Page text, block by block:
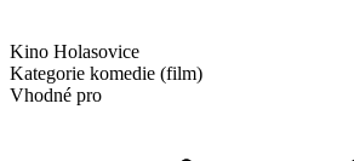
Kino Holasovice
Kategorie komedie (film)
Vhodné pro